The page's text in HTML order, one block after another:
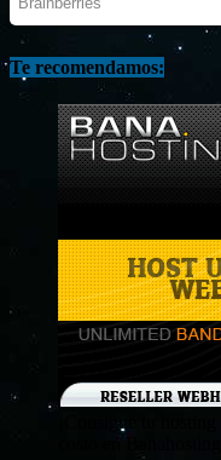
Te recomendamos:
¡Consigue tu